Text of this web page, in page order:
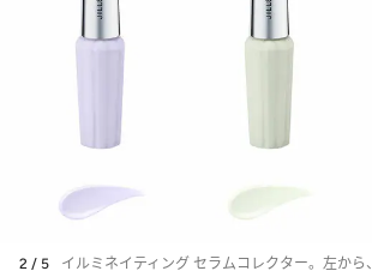
2 / 5
イルミネイティング セラムコレクター。左か